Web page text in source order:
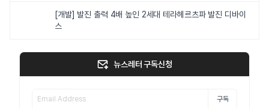
[개발] 발진 출력 4배 높인 2세대 테라헤르츠파 발진 디바이
스
뉴스레터 구독신청
구독